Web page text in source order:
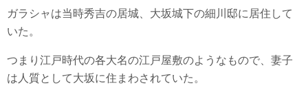
ガラシャは当時秀吉の居城、大坂城下の細川邸に居住して
いた。
つまり江戸時代の各大名の江戸屋敷のようなもので、妻子
は人質として大坂に住まわされていた。